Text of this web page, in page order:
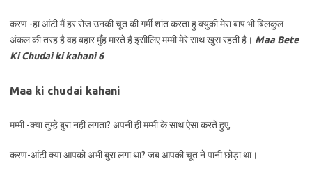
करण -हा आंटी मैं हर रोज उनकी चूत की गर्मी शांत करता हु क्युकी मेरा बाप भी बिलकुल
अंकल की तरह है वह बहार मुँह मारते है इसीलिए मम्मी मेरे साथ खुस रहती है। Maa Bete
Ki Chudai ki kahani 6
Maa ki chudai kahani
मम्मी -क्या तुम्हे बुरा नहीं लगता? अपनी ही मम्मी के साथ ऐसा करते हुए,
करण-आंटी क्या आपको अभी बुरा लगा था? जब आपकी चूत ने पानी छोड़ा था।